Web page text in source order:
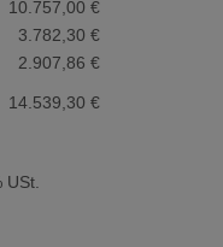
10.757,00 €
3.782,30 €
2.907,86 €
14.539,30 €